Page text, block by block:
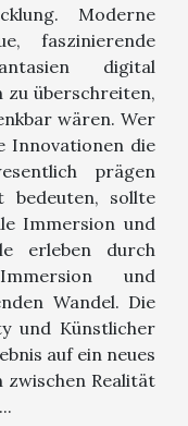
Moderne
faszinierende
digital
zu überschreiten,
wären. Wer
Innovationen die
prägen
sollte
Immersion und
erleben durch
und
Wandel. Die
und Künstlicher
auf ein neues
zwischen Realität